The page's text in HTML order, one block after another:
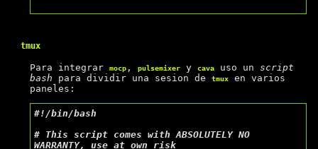
tmux
Para integrar mocp, pulsemixery cavauso un script
bash para dividir una sesion de tmuxen varios
paneles:
#
# This script comes with ABSOLUTELY NO